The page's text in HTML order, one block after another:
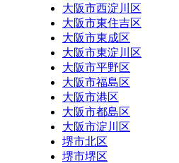
大阪市西淀川区
大阪市東住吉区
大阪市東成区
大阪市東淀川区
大阪市平野区
大阪市福島区
大阪市港区
大阪市都島区
大阪市淀川区
堺市北区
堺市堺区